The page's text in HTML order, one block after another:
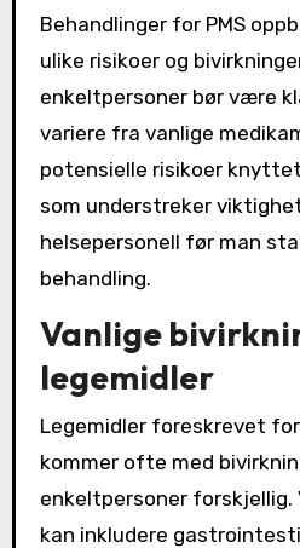
Behandlinger for PMS
ulike risikoer og
enkeltpersoner bør være
variere fra vanlige
potensielle risikoer
som understreker
helsepersonell før man
behandling.
Vanlige
legemidler
Legemidler foreskrevet
kommer ofte med
enkeltpersoner forskjellig.
kan inkludere